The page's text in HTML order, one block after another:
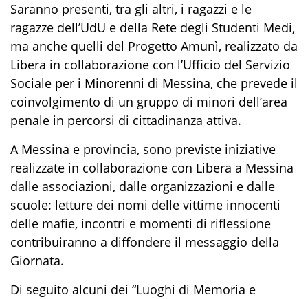
Saranno presenti, tra gli altri, i ragazzi e le
ragazze dell’UdU e della Rete degli Studenti Medi,
ma anche quelli del Progetto Amunì, realizzato da
Libera in collaborazione con l’Ufficio del Servizio
Sociale per i Minorenni di Messina, che prevede il
coinvolgimento di un gruppo di minori dell’area
penale in percorsi di cittadinanza attiva.
A Messina e provincia, sono previste iniziative
realizzate in collaborazione con Libera a Messina
dalle associazioni, dalle organizzazioni e dalle
scuole: letture dei nomi delle vittime innocenti
delle mafie, incontri e momenti di riflessione
contribuiranno a diffondere il messaggio della
Giornata.
Di seguito alcuni dei “Luoghi di Memoria e